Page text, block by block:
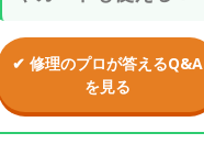
✔ 修理のプロが答えるQ&A
を見る